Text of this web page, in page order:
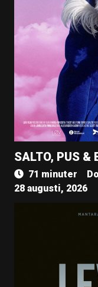
SALTO, PUS &
71 minuter
28 augusti, 2026